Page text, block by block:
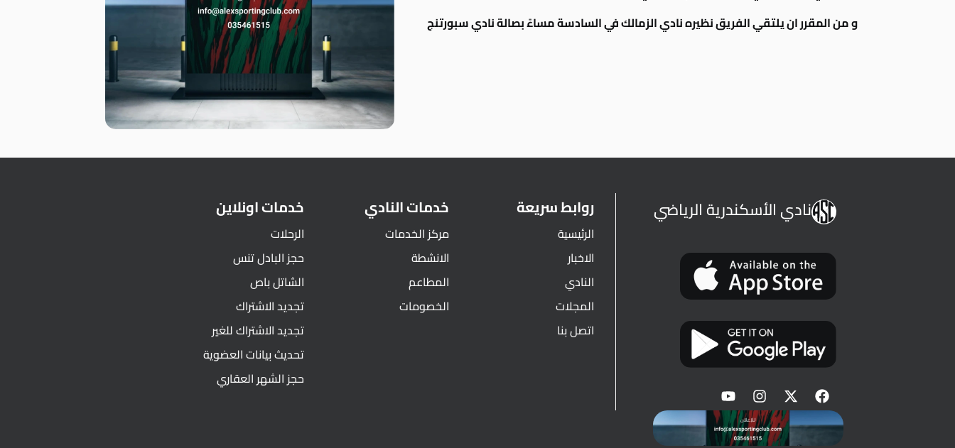
و من المقرر ان يلتقي الفريق نظيره نادي الزمالك في السادسة مساءً بصالة نادي سبورتنج
نادي الأسكندرية الرياضي روابط سريعة
الرئيسية
الاخبار
النادي
المجلات
اتصل بنا
خدمات النادي
مركز الخدمات
الانشطة
المطاعم
الخصومات
خدمات اونلاين
الرحلات
حجز البادل تنس
الشاتل باص
تجديد الاشتراك
تجديد الاشتراك للغير
تحديث بيانات العضوية
حجز الشهر العقاري